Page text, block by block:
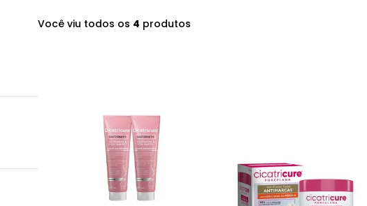
Você viu todos os 4 produtos